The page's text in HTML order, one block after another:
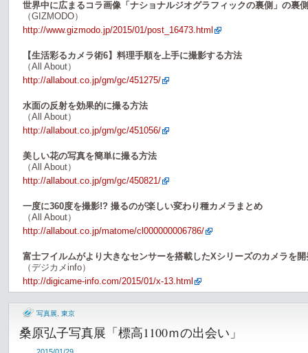
世界中に広まるコラ画像「ナショナルジオグラフィックの裏側」の裏側
（GIZMODO）
http://www.gizmodo.jp/2015/01/post_16473.html
【生活彩るカメラ術6】料理手順を上手に撮影する方法
（All About）
http://allabout.co.jp/gm/gc/451275/
水面の反射を効果的に撮る方法
（All About）
http://allabout.co.jp/gm/gc/451056/
美しい花の写真を簡単に撮る方法
（All About）
http://allabout.co.jp/gm/gc/450821/
一度に360度を撮影!? 撮るのが楽しい変わり種カメラまとめ
（All About）
http://allabout.co.jp/matome/cl000000006786/
富士フイルムがより大きなセンサーを搭載したXシリーズのカメラを開
（デジカメinfo）
http://digicame-info.com/2015/01/x-13.html
写真展 東京
桑原弘子写真展「標高1100ｍの出会い」